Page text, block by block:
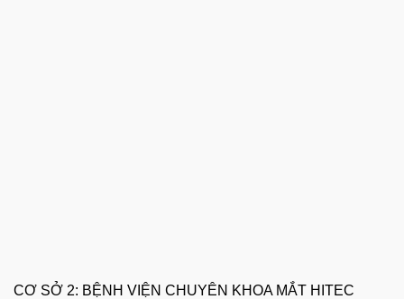
CƠ SỞ 2: BỆNH VIỆN CHUYÊN KHOA MẮT HITEC